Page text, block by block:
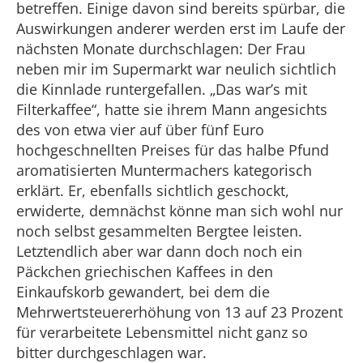
betreffen. Einige davon sind bereits spürbar, die
Auswirkungen anderer werden erst im Laufe der
nächsten Monate durchschlagen: Der Frau
neben mir im Supermarkt war neulich sichtlich
die Kinnlade runtergefallen. „Das war’s mit
Filterkaffee“, hatte sie ihrem Mann angesichts
des von etwa vier auf über fünf Euro
hochgeschnellten Preises für das halbe Pfund
aromatisierten Muntermachers kategorisch
erklärt. Er, ebenfalls sichtlich geschockt,
erwiderte, demnächst könne man sich wohl nur
noch selbst gesammelten Bergtee leisten.
Letztendlich aber war dann doch noch ein
Päckchen griechischen Kaffees in den
Einkaufskorb gewandert, bei dem die
Mehrwertsteuererhöhung von 13 auf 23 Prozent
für verarbeitete Lebensmittel nicht ganz so
bitter durchgeschlagen war.